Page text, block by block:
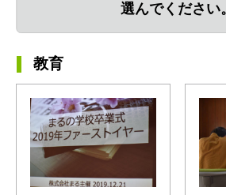
教育
選んでください。